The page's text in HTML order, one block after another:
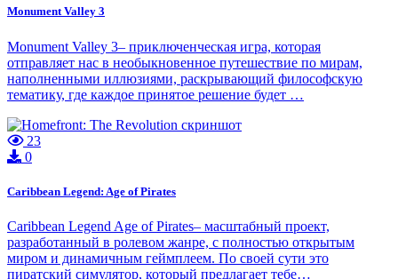
Monument Valley 3
Monument Valley 3– приключенческая игра, которая
отправляет нас в необыкновенное путешествие по мирам,
наполненными иллюзиями, раскрывающий философскую
тематику, где каждое принятое решение будет …
23
0
Caribbean Legend: Age of Pirates
Caribbean Legend Age of Pirates– масштабный проект,
разработанный в ролевом жанре, с полностью открытым
миром и динамичным геймплеем. По своей сути это
пиратский симулятор, который предлагает тебе…